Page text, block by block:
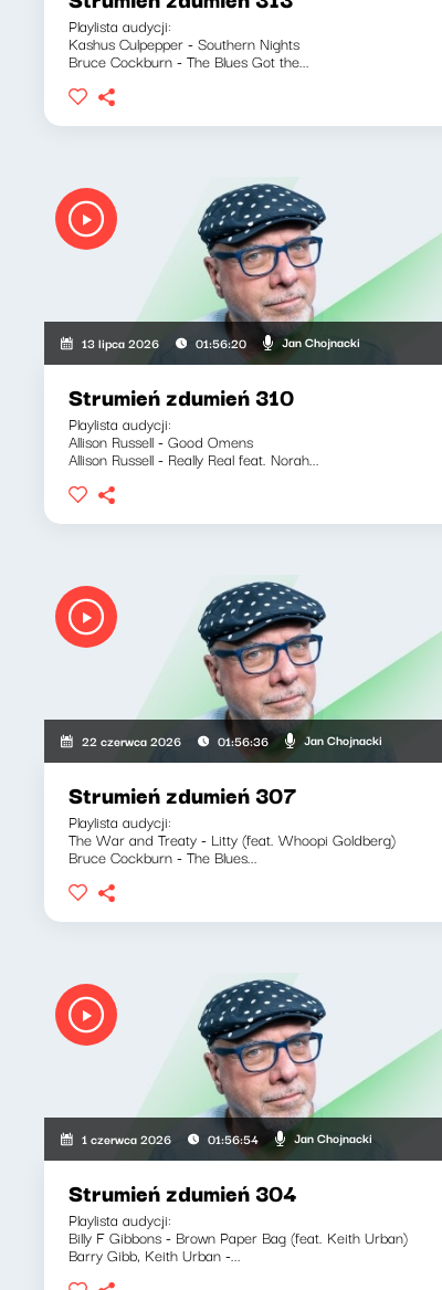
Playlista audycji:
Kashus Culpepper - Southern Nights
Bruce Cockburn - The Blues Got the...
13 lipca 2026 01:56:20 Jan Chojnacki
Strumień zdumień 310
Playlista audycji:
Allison Russell - Good Omens
Allison Russell - Really Real feat. Norah...
22 czerwca 2026 01:56:36 Jan Chojnacki
Strumień zdumień 307
Playlista audycji:
The War and Treaty - Litty (feat. Whoopi Goldberg)
Bruce Cockburn - The Blues...
1 czerwca 2026 01:56:54 Jan Chojnacki
Strumień zdumień 304
Playlista audycji:
Billy F Gibbons - Brown Paper Bag (feat. Keith Urban)
Barry Gibb, Keith Urban -...